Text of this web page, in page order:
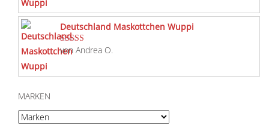
Deutschland Maskottchen Wuppi
Bewertet mit
von Andrea O.
MARKEN